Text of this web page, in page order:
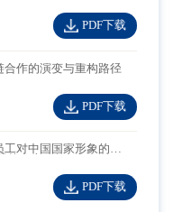
PDF下载
作的演变与重构路径
PDF下载
对中国国家形象的评
节效应分析
PDF下载